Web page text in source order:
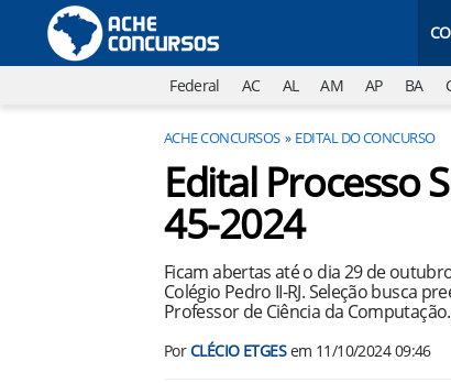
Federal AC AL AM AP BA
ACHE CONCURSOS EDITAL DO CONCURSO
Edital Processo
45-2024
Ficam abertas até o dia 29 de
Colégio Pedro II-RJ. Seleção busca
Professor de Ciência da Computação.
PorCLÉCIO ETGESem 11/10/2024 09:46